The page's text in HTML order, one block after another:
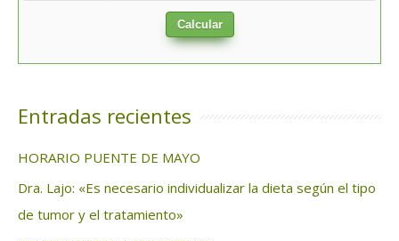
Calcular
Entradas recientes
HORARIO PUENTE DE MAYO
Dra. Lajo: «Es necesario individualizar la dieta según el tipo
de tumor y el tratamiento»